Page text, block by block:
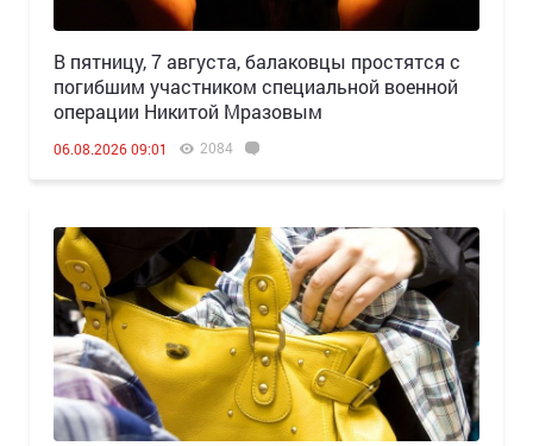
В пятницу, 7 августа, балаковцы простятся с
погибшим участником специальной военной
операции Никитой Мразовым
06.08.2026 09:01 2084